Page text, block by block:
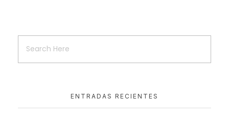
ENTRADAS RECIENTES